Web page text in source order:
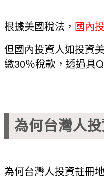
根據美國稅法， 國內
但國內投資人如投資
繳30％稅款，透過具
為何台灣人
為何台灣人投資註冊